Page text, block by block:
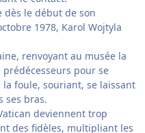
dès le début de son
1978, Karol Wojtyla
renvoyant au musée la
pour se
foule, souriant, se laissant
ses bras.
deviennent trop
des fidèles, multipliant les